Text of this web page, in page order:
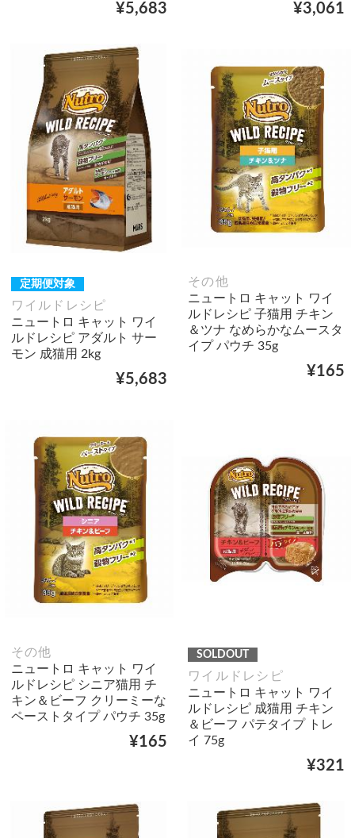
¥5,683 ¥3,061
定期便対象
ワイルドレシピ
ニュートロ キャット ワイ
ルドレシピ アダルト サー
モン 成猫用 2kg
¥5,683
その他
ニュートロ キャット ワイ
ルドレシピ 子猫用 チキン
＆ツナ なめらかなムースタ
イプ パウチ 35g
¥165
その他
ニュートロ キャット ワイ
ルドレシピ シニア猫用 チ
キン＆ビーフ クリーミーな
ペーストタイプ パウチ 35g
¥165
SOLDOUT
ワイルドレシピ
ニュートロ キャット ワイ
ルドレシピ 成猫用 チキン
＆ビーフ パテタイプ トレ
イ 75g
¥321